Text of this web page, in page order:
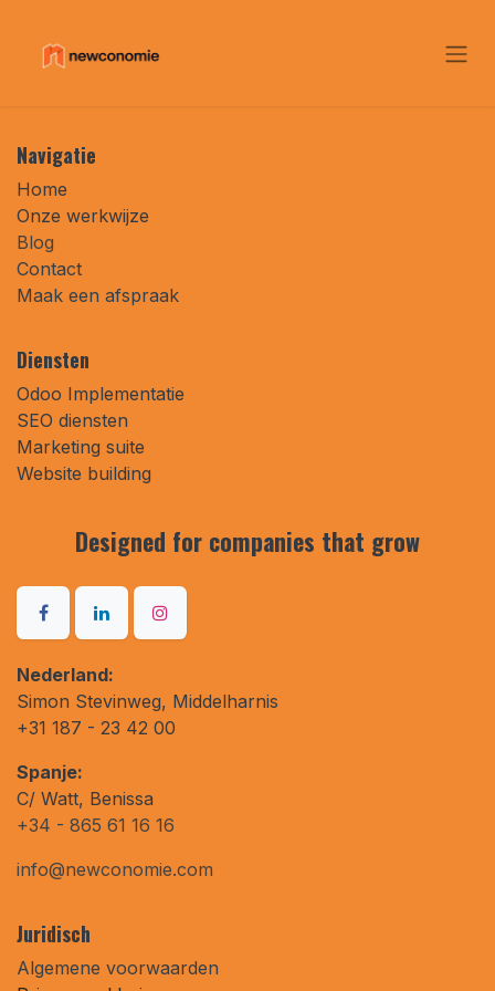
Navigatie
Home
Onze werkwijze
Blog
Contact
Maak een afspraak
Diensten
Odoo Implementatie
SEO diensten
Marketing suite
Website building
Designed for companies that grow
Nederland:
Simon Stevinweg, Middelharnis
+31 187 - 23 42 00
Spanje:
C/ Watt, Benissa
+34 - 865 61 16 16
info@newconomie.com
Juridisch
Algemene voorwaarden